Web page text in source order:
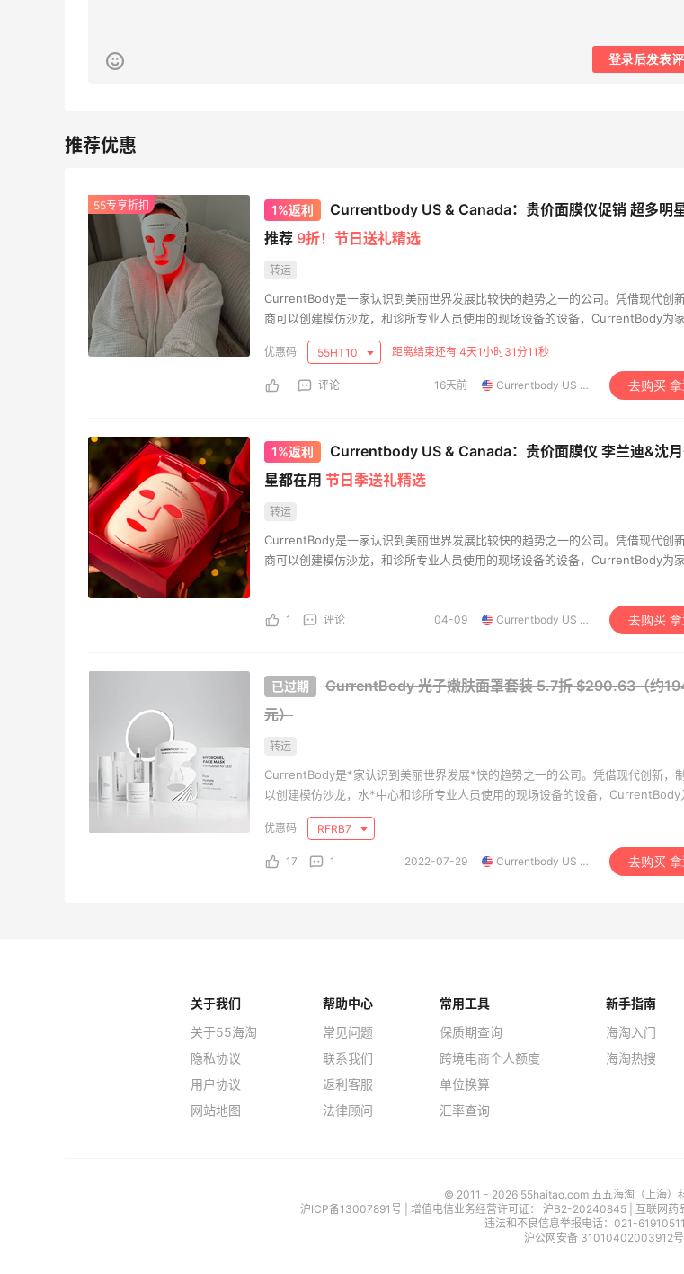
登录后发表
55专享折扣 1%返利
Currentbody US & Canada：贵价面膜仪促销 超多明
推荐 9折！节日送礼精选
转运
CurrentBody是一家认识到美丽世界发展比较快的趋势之一的公司。凭借现代创
商可以创建模仿沙龙，和诊所专业人员使用的现场设备的设备，CurrentBody为
技术提供了完整的选择。
55HT10 距离结束还有 4天1小时31分10秒
评论 16天前 Currentbody US & Canada 去购买 拿
1%返利
Currentbody US & Canada：贵价面膜仪 李兰迪&沈
星都在用 节日季送礼精选
转运
CurrentBody是一家认识到美丽世界发展比较快的趋势之一的公司。凭借现代创
商可以创建模仿沙龙，和诊所专业人员使用的现场设备的设备，CurrentBody为
1 评论 04-09 Currentbody US & Canada 去购买 拿
CurrentBody 光子嫩肤面罩套装5.7折 $290.63（约
元）
转运
CurrentBody是*家认识到美丽世界发展*快的趋势之一的公司。凭借现代创新，
以创建模仿沙龙，水*中心和诊所专业人员使用的现场设备的设备，CurrentBody
使用技术提供了完整的选择。
RFRB7
17 1 2022-07-29 Currentbody US & Canada 去购买 拿
08月05日 3
吃到了干煸炒面，好吃诶
08月05日 3
法国小众新品牌又买了一点试试效果
08月04日
08月04日
08月04日
2026海淘折扣预测！
关于我们
关于55海淘
隐私协议
用户协议
网站地图
帮助中心
常见问题
联系我们
返利客服
法律顾问
常用工具
保质期查询
跨境电商个人额度
单位换算
汇率查询
新手指南
海淘入门
海淘热搜
© 2011 - 2026 55haitao.com 五五海淘（上海）
沪ICP备13007891号
| 增值电信业务经营许可证： 沪B2-20240845
互联网药
违法和不良信息举报电话：021-
沪公网安备 31010402003912号